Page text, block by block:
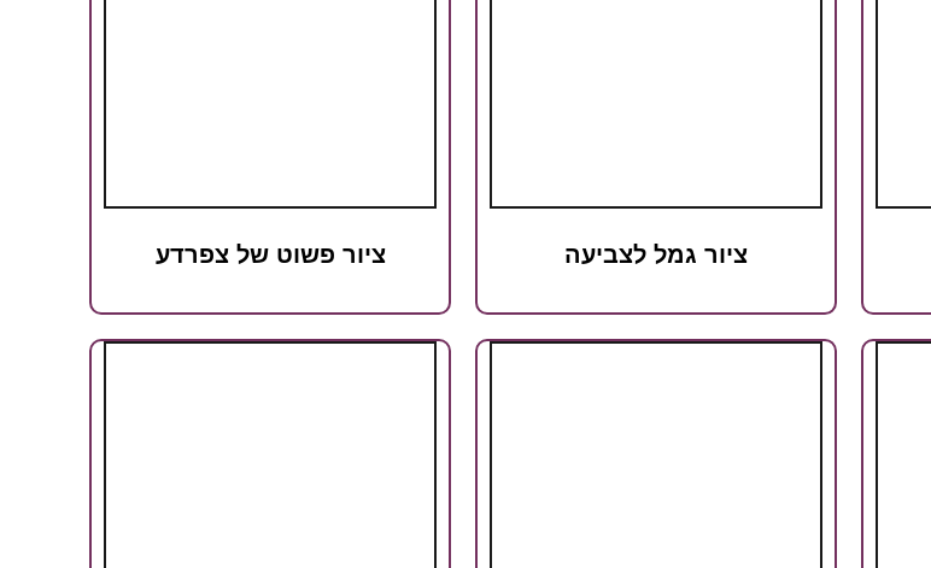
ציור גמל לצביעה ציור פשוט של צפרדע